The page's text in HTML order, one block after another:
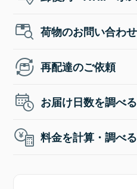
荷物のお問い合わせ
再配達のご依頼
お届け日数を調べる
料金を計算・調べる